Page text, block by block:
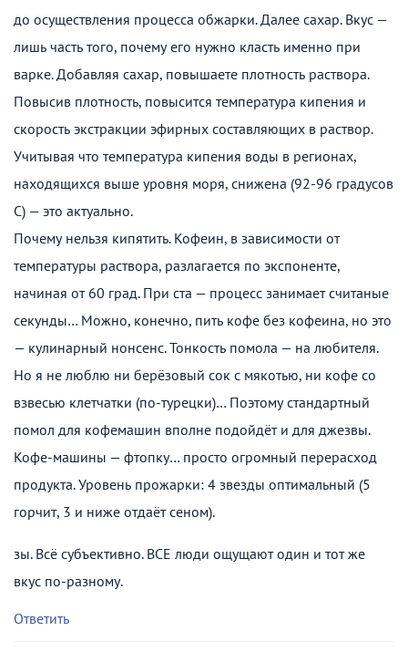
до осуществления процесса обжарки. Далее сахар. Вкус —
лишь часть того, почему его нужно класть именно при
варке. Добавляя сахар, повышаете плотность раствора.
Повысив плотность, повысится температура кипения и
скорость экстракции эфирных составляющих в раствор.
Учитывая что температура кипения воды в регионах,
находящихся выше уровня моря, снижена (92-96 градусов
С) — это актуально.
Почему нельзя кипятить. Кофеин, в зависимости от
температуры раствора, разлагается по экспоненте,
начиная от 60 град. При ста — процесс занимает считаные
секунды… Можно, конечно, пить кофе без кофеина, но это
— кулинарный нонсенс. Тонкость помола — на любителя.
Но я не люблю ни берёзовый сок с мякотью, ни кофе со
взвесью клетчатки (по-турецки)… Поэтому стандартный
помол для кофемашин вполне подойдёт и для джезвы.
Кофе-машины — фтопку… просто огромный перерасход
продукта. Уровень прожарки: 4 звезды оптимальный (5
горчит, 3 и ниже отдаёт сеном).
зы. Всё субъективно. ВСЕ люди ощущают один и тот же
вкус по-разному.
Ответить